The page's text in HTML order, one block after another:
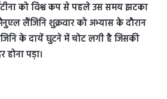
को विश्व कप से पहले उस समय झटका
लैंजिनि शुक्रवार को अभ्यास के दौरान
के दायें घुटने में चोट लगी है जिसकी
पड़ा।